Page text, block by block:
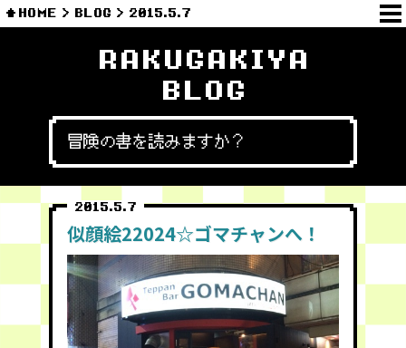
HOME BLOG 2015.5.7
RAKUGAKIYA
BLOG
冒険の書を読みますか？
2015.5.7
似顔絵22024☆ゴマチャンへ！